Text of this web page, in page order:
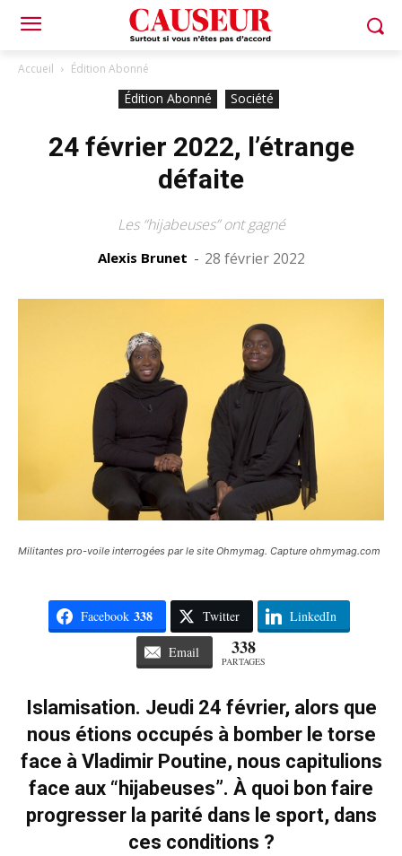
Accueil Édition Abonné
Édition Abonné Société
24 février 2022, l’étrange
défaite
Les “hijabeuses” ont gagné
Alexis Brunet - 28 février 2022
Militantes pro-voile interrogées par le site Ohmymag. Capture ohmymag.com
Facebook 338 Twitter LinkedIn
Email 338
PARTAGES
Islamisation. Jeudi 24 février, alors que
nous étions occupés à bomber le torse
face à Vladimir Poutine, nous capitulions
face aux “hijabeuses”. À quoi bon faire
progresser la parité dans le sport, dans
ces conditions ?